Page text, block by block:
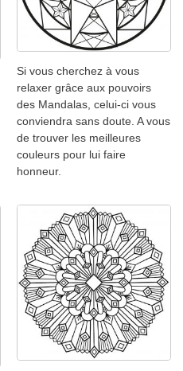
Si vous cherchez à vous
relaxer grâce aux pouvoirs
des Mandalas, celui-ci vous
conviendra sans doute. A vous
de trouver les meilleures
couleurs pour lui faire
honneur.